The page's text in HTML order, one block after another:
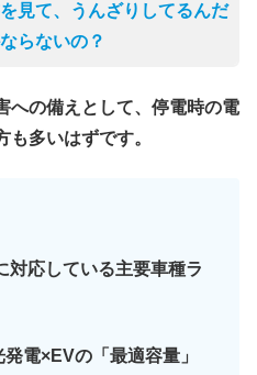
見て、うんざりしてるんだ
らないの？
への備えとして、停電時の電
多いはずです。
対応している主要車種ラ
電×EVの「最適容量」